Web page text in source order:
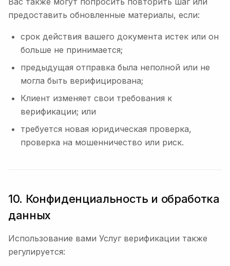
предоставить обновленные материалы, если:
срок действия вашего документа истек или он
больше не принимается;
предыдущая отправка была неполной или не
могла быть верифицирована;
Клиент изменяет свои требования к
верификации; или
требуется новая юридическая проверка,
проверка на мошенничество или риск.
10. Конфиденциальность и обработка
данных
Использование вами Услуг верификации также
регулируется: